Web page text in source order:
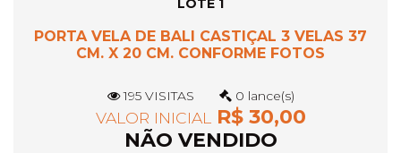
LOTE 1
PORTA VELA DE BALI CASTIÇAL 3 VELAS 37
CM. X 20 CM. CONFORME FOTOS
195 VISITAS 0 lance(s)
VALOR INICIAL R$ 30,00
NÃO VENDIDO